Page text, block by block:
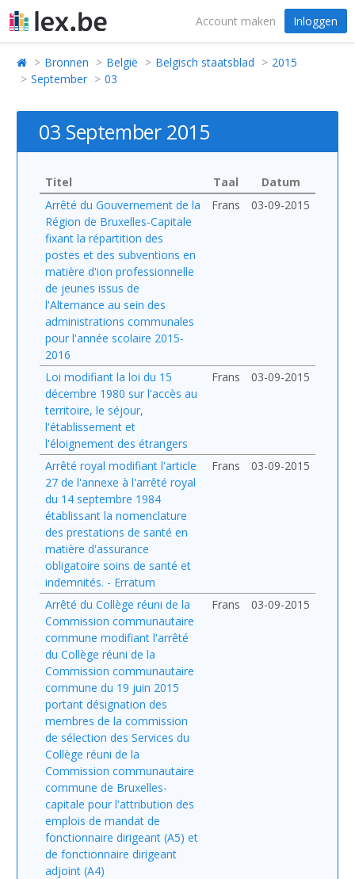
Account maken Inloggen
Bronnen België Belgisch staatsblad
2015
September
03
03 September 2015
Titel Taal
Datum
Arrêté du Gouvernement de la
Région de Bruxelles-Capitale
fixant la répartition des
postes et des subventions en
matière d'ion professionnelle
de jeunes issus de
l'Alternance au sein des
administrations communales
pour l'année scolaire 2015-
2016
Frans 03-09-2015
Loi modifiant la loi du 15
décembre 1980 sur l'accès au
territoire, le séjour,
l'établissement et
l'éloignement des étrangers
Frans 03-09-2015
Arrêté royal modifiant l'article
27 de l'annexe à l'arrêté royal
du 14 septembre 1984
établissant la nomenclature
des prestations de santé en
matière d'assurance
obligatoire soins de santé et
indemnités. - Erratum
Frans 03-09-2015
Arrêté du Collège réuni de la
Commission communautaire
commune modifiant l'arrêté
du Collège réuni de la
Commission communautaire
commune du 19 juin 2015
portant désignation des
membres de la commission
de sélection des Services du
Collège réuni de la
Commission communautaire
commune de Bruxelles-
capitale pour l'attribution des
emplois de mandat de
fonctionnaire dirigeant (A5) et
de fonctionnaire dirigeant
adjoint (A4)
Frans 03-09-2015